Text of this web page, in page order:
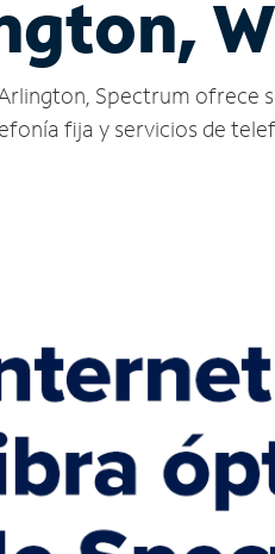
Spectrum ofrece
fija y servicios de